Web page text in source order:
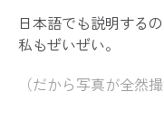
日本語でも説明する
私もぜいぜい。
（だから写真が全然